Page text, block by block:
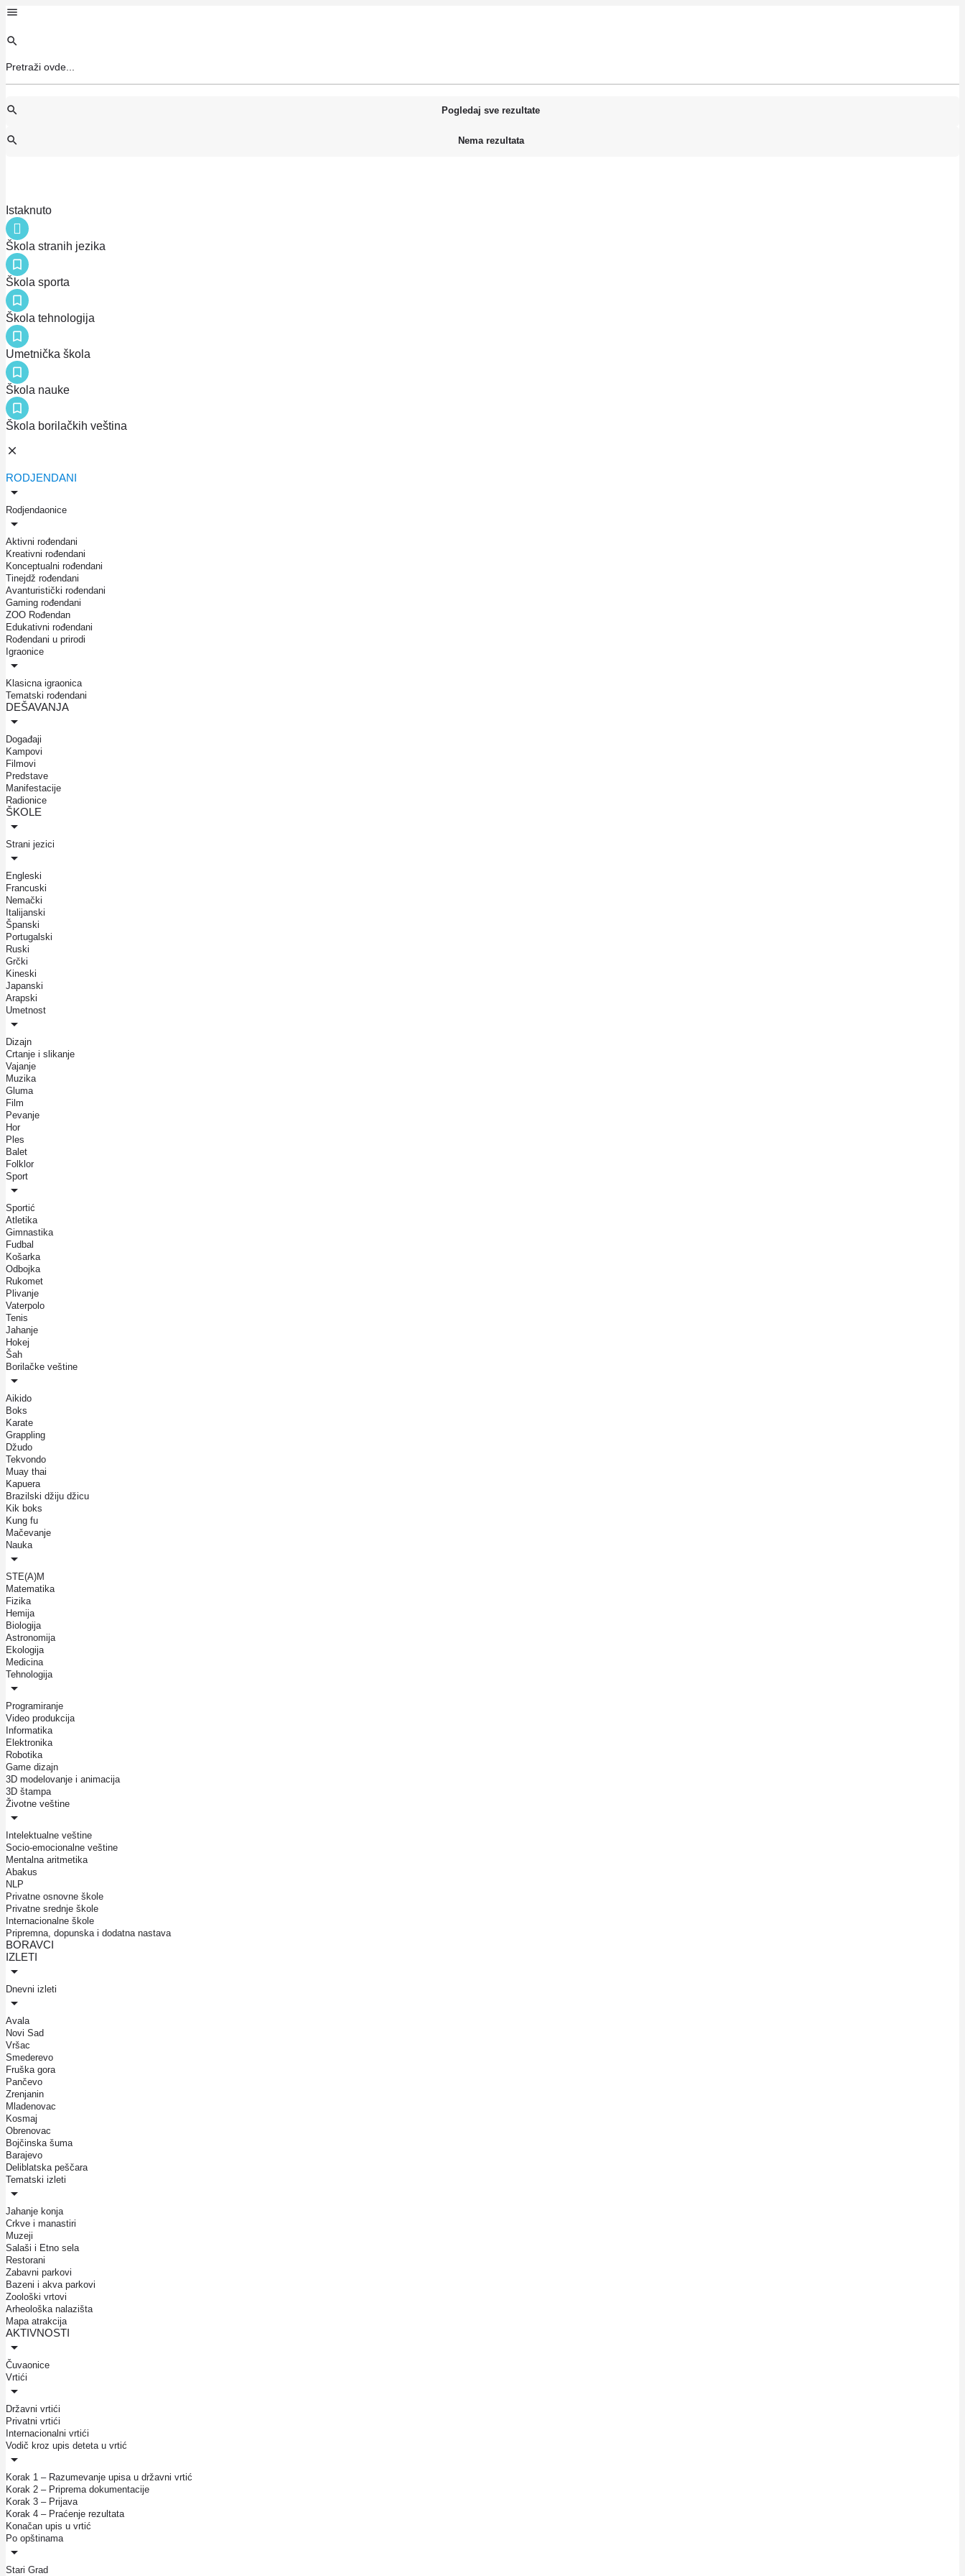
Pogledaj sve rezultate
Nema rezultata
Istaknuto
Škola stranih jezika
Škola sporta
Škola tehnologija
Umetnička škola
Škola nauke
Škola borilačkih veština
RODJENDANI
Rodjendaonice
Aktivni rođendani
Kreativni rođendani
Konceptualni rođendani
Tinejdž rođendani
Avanturistički rođendani
Gaming rođendani
ZOO Rođendan
Edukativni rođendani
Rođendani u prirodi
Igraonice
Klasicna igraonica
Tematski rođendani
DEŠAVANJA
Događaji
Kampovi
Filmovi
Predstave
Manifestacije
Radionice
ŠKOLE
Strani jezici
Engleski
Francuski
Nemački
Italijanski
Španski
Portugalski
Ruski
Grčki
Kineski
Japanski
Arapski
Umetnost
Dizajn
Crtanje i slikanje
Vajanje
Muzika
Gluma
Film
Pevanje
Hor
Ples
Balet
Folklor
Sport
Sportić
Atletika
Gimnastika
Fudbal
Košarka
Odbojka
Rukomet
Plivanje
Vaterpolo
Tenis
Jahanje
Hokej
Šah
Borilačke veštine
Aikido
Boks
Karate
Grappling
Džudo
Tekvondo
Muay thai
Kapuera
Brazilski džiju džicu
Kik boks
Kung fu
Mačevanje
Nauka
STE(A)M
Matematika
Fizika
Hemija
Biologija
Astronomija
Ekologija
Medicina
Tehnologija
Programiranje
Video produkcija
Informatika
Elektronika
Robotika
Game dizajn
3D modelovanje i animacija
3D štampa
Životne veštine
Intelektualne veštine
Socio-emocionalne veštine
Mentalna aritmetika
Abakus
NLP
Privatne osnovne škole
Privatne srednje škole
Internacionalne škole
Pripremna, dopunska i dodatna nastava
BORAVCI
IZLETI
Dnevni izleti
Avala
Novi Sad
Vršac
Smederevo
Fruška gora
Pančevo
Zrenjanin
Mladenovac
Kosmaj
Obrenovac
Bojčinska šuma
Barajevo
Deliblatska peščara
Tematski izleti
Jahanje konja
Crkve i manastiri
Muzeji
Salaši i Etno sela
Restorani
Zabavni parkovi
Bazeni i akva parkovi
Zoološki vrtovi
Arheološka nalazišta
Mapa atrakcija
AKTIVNOSTI
Čuvaonice
Vrtići
Državni vrtići
Privatni vrtići
Internacionalni vrtići
Vodič kroz upis deteta u vrtić
Korak 1 – Razumevanje upisa u državni vrtić
Korak 2 – Priprema dokumentacije
Korak 3 – Prijava
Korak 4 – Praćenje rezultata
Konačan upis u vrtić
Po opštinama
Stari Grad